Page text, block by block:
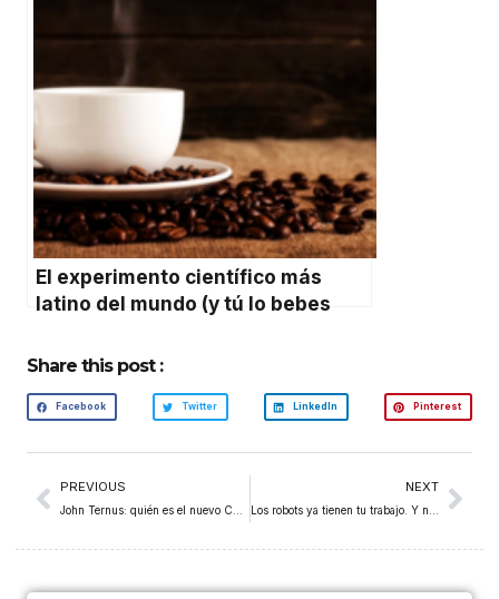
El experimento científico más
latino del mundo (y tú lo bebes
Share this post :
Facebook Twitter LinkedIn Pinterest
PREVIOUS
John Ternus: quién es el nuevo CEO de Apple y qué le espera después de Tim Cook
NEXT
Los robots ya tienen tu trabajo. Y nadie te avisó.